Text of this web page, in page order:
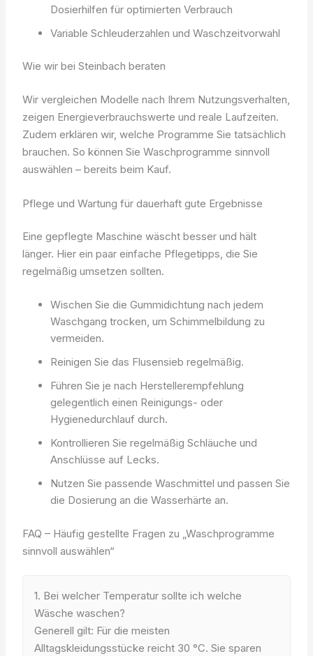
Dosierhilfen für optimierten Verbrauch
Variable Schleuderzahlen und Waschzeitvorwahl
Wie wir bei Steinbach beraten
Wir vergleichen Modelle nach Ihrem Nutzungsverhalten,
zeigen Energieverbrauchswerte und reale Laufzeiten.
Zudem erklären wir, welche Programme Sie tatsächlich
brauchen. So können Sie Waschprogramme sinnvoll
auswählen – bereits beim Kauf.
Pflege und Wartung für dauerhaft gute Ergebnisse
Eine gepflegte Maschine wäscht besser und hält
länger. Hier ein paar einfache Pflegetipps, die Sie
regelmäßig umsetzen sollten.
Wischen Sie die Gummidichtung nach jedem
Waschgang trocken, um Schimmelbildung zu
vermeiden.
Reinigen Sie das Flusensieb regelmäßig.
Führen Sie je nach Herstellerempfehlung
gelegentlich einen Reinigungs- oder
Hygienedurchlauf durch.
Kontrollieren Sie regelmäßig Schläuche und
Anschlüsse auf Lecks.
Nutzen Sie passende Waschmittel und passen Sie
die Dosierung an die Wasserhärte an.
FAQ – Häufig gestellte Fragen zu „Waschprogramme
sinnvoll auswählen“
1. Bei welcher Temperatur sollte ich welche
Wäsche waschen?
Generell gilt: Für die meisten
Alltagskleidungsstücke reicht 30 °C. Sie sparen